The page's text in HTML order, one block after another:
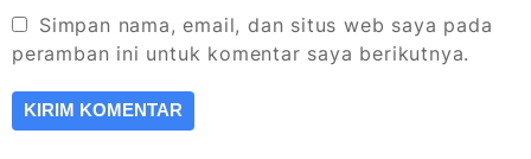
Simpan nama, email, dan situs web saya pada
peramban ini untuk komentar saya berikutnya.